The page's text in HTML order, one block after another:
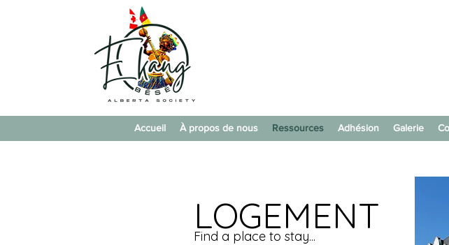
Accueil À propos de nous Ressources Adhésion Galerie
LOGEMENT
Find a place to stay...